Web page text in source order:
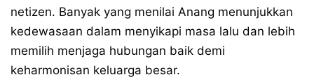
netizen. Banyak yang menilai Anang menunjukkan
kedewasaan dalam menyikapi masa lalu dan lebih
memilih menjaga hubungan baik demi
keharmonisan keluarga besar.